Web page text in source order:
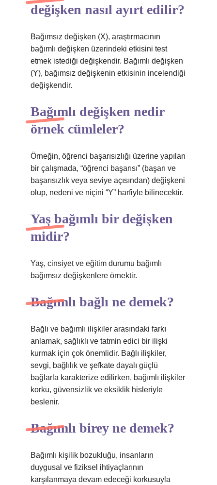
değişken nasıl ayırt edilir?
Bağımsız değişken (X), araştırmacının
bağımlı değişken üzerindeki etkisini test
etmek istediği değişkendir. Bağımlı değişken
(Y), bağımsız değişkenin etkisinin incelendiği
değişkendir.
Bağımlı değişken nedir
örnek cümleler?
Örneğin, öğrenci başarısızlığı üzerine yapılan
bir çalışmada, “öğrenci başarısı” (başarı ve
başarısızlık veya seviye açısından) değişkeni
olup, nedeni ve niçini “Y” harfiyle bilinecektir.
Yaş bağımlı bir değişken
midir?
Yaş, cinsiyet ve eğitim durumu bağımlı
bağımsız değişkenlere örnektir.
Bağımlı bağlı ne demek?
Bağlı ve bağımlı ilişkiler arasındaki farkı
anlamak, sağlıklı ve tatmin edici bir ilişki
kurmak için çok önemlidir. Bağlı ilişkiler,
sevgi, bağlılık ve şefkate dayalı güçlü
bağlarla karakterize edilirken, bağımlı ilişkiler
korku, güvensizlik ve eksiklik hisleriyle
beslenir.
Bağımlı birey ne demek?
Bağımlı kişilik bozukluğu, insanların
duygusal ve fiziksel ihtiyaçlarının
karşılanmaya devam edeceği korkusuyla